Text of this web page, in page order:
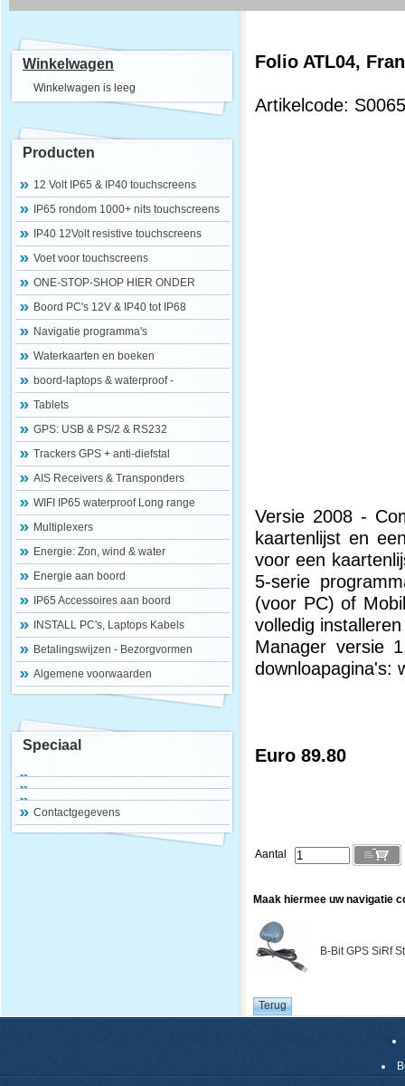
Winkelwagen
Winkelwagen is leeg
Producten
12 Volt IP65 & IP40 touchscreens
IP65 rondom 1000+ nits touchscreens
IP40 12Volt resistive touchscreens
Voet voor touchscreens
ONE-STOP-SHOP HIER ONDER
Boord PC's 12V & IP40 tot IP68
Navigatie programma's
Waterkaarten en boeken
boord-laptops & waterproof -
Tablets
GPS: USB & PS/2 & RS232
Trackers GPS + anti-diefstal
AIS Receivers & Transponders
WIFI IP65 waterproof Long range
Multiplexers
Energie: Zon, wind & water
Energie aan boord
IP65 Accessoires aan boord
INSTALL PC's, Laptops Kabels
Betalingswijzen - Bezorgvormen
Algemene voorwaarden
Speciaal
Contactgegevens
Folio ATL04,
Artikelcode:
Versie 2008 -
kaartenlijst en
voor een
5-serie
(voor PC) of
volledig
Manager versie
downloapagina's:
Euro 89.80
Aantal
Maak hiermee uw navigatie
B-Bit GPS SiRf